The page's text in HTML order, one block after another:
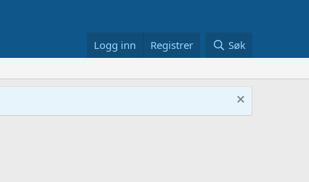
Logg inn Registrer Søk